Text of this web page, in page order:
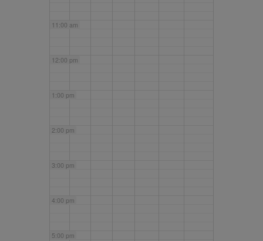
11:00 am
12:00 pm
1:00 pm
2:00 pm
3:00 pm
4:00 pm
5:00 pm